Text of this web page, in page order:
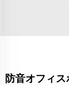
防音オフィ